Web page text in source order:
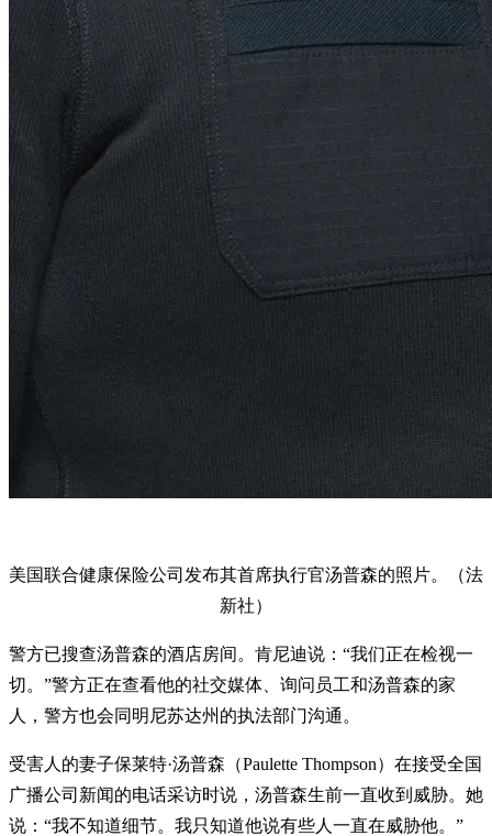
美国联合健康保险公司发布其首席执行官汤普森的照片。（法
新社）
警方已搜查汤普森的酒店房间。肯尼迪说：“我们正在检视一
切。”警方正在查看他的社交媒体、询问员工和汤普森的家
人，警方也会同明尼苏达州的执法部门沟通。
受害人的妻子保莱特·汤普森（Paulette Thompson）在接受全国
广播公司新闻的电话采访时说，汤普森生前一直收到威胁。她
说：“我不知道细节。我只知道他说有些人一直在威胁他。”